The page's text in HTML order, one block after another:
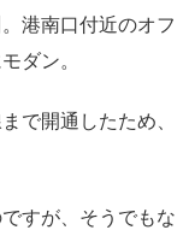
港南口付近のオフ
ダン。
で開通したため、
すが、そうでもな